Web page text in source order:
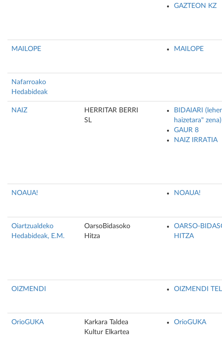
GAZTEON KZ
MAILOPE MAILOPE
Nafarroako
Hedabideak
NAIZ
HERRITAR BERRI
SL
BIDAIARI
haizetara" zena)
GAUR 8
NAIZ IRRATIA
NOAUA! NOAUA!
Oiartzualdeko
Hedabideak, E.M.
OarsoBidasoko
Hitza
OARSO-
HITZA
OIZMENDI OIZMENDI
OrioGUKA
Karkara Taldea
Kultur Elkartea
OrioGUKA